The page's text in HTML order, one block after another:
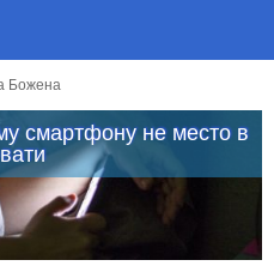
Божена
смартфону не место в